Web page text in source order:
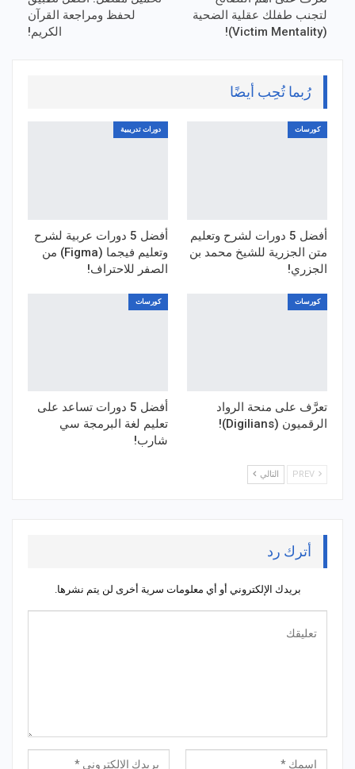
لتجنب طفلك عقلية الضحية
(Victim Mentality)!
لحفظ ومراجعة القرآن
الكريم!
رُبما تُحِب أيضًا
كورسات
أفضل 5 دورات لشرح وتعليم
متن الجزرية للشيخ محمد بن
الجزري!
دورات تدريبية
أفضل 5 دورات عربية لشرح
وتعليم فيجما (Figma) من
الصفر للاحتراف!
كورسات
تعرَّف على منحة الرواد
الرقميون (Digilians)!
كورسات
أفضل 5 دورات تساعد على
تعليم لغة البرمجة سي
شارب!
التالي
أترك رد
بريدك الإلكتروني أو أي معلومات سرية أخرى لن يتم نشرها.